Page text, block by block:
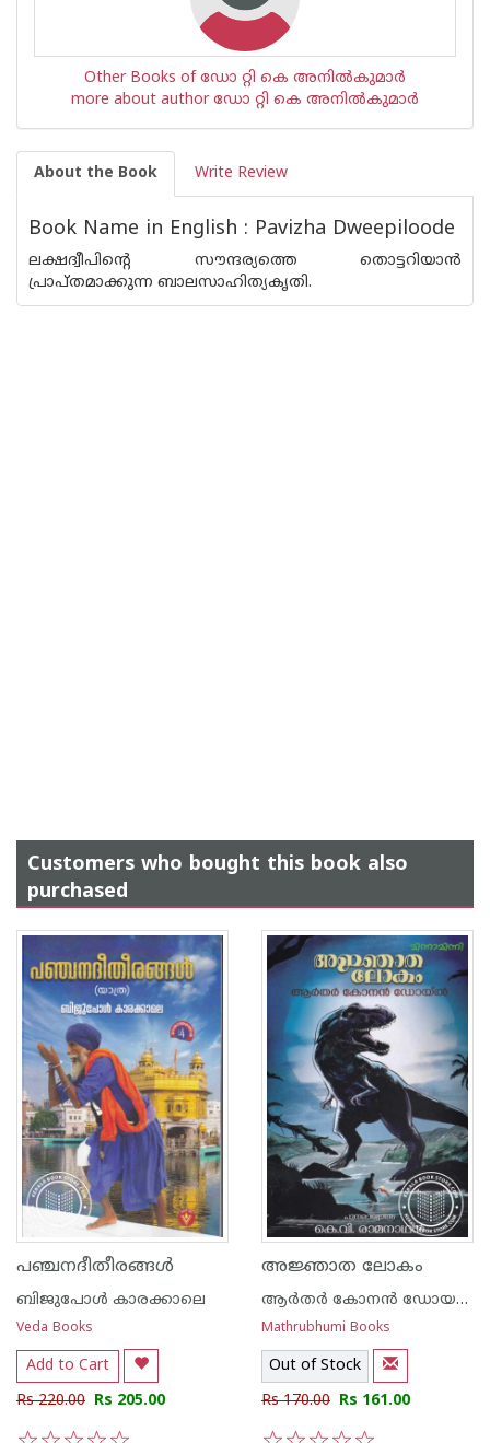
Other Books of ഡോ റ്റി കെ അനില്‍കുമാര്‍
more about author ഡോ റ്റി കെ അനില്‍കുമാര്‍
About the Book Write Review
Book Name in English : Pavizha Dweepiloode
ലക്ഷദ്വീപിന്റെ സൗന്ദര്യത്തെ തൊട്ടറിയാന്‍
പ്രാപ്തമാക്കുന്ന ബാലസാഹിത്യകൃതി.
Customers who bought this book also
purchased
പഞ്ചനദീതീരങ്ങൾ
ബിജുപോള്‍ കാരക്കാലെ
Veda Books
Add to Cart
Rs 220.00 Rs 205.00
അജ്ഞാത ലോകം
ആര്‍തര്‍ കോനന്‍ ഡോയല്‍
Mathrubhumi Books
Out of Stock
Rs 170.00 Rs 161.00